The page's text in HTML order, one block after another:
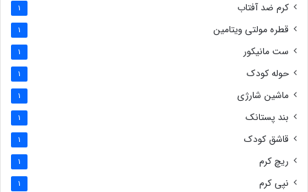
کرم ضد آفتاب 1
قطره مولتی ویتامین 1
ست مانیکور 1
حوله کودک 1
ماشین شارژی 1
بند پستانک 1
قاشق کودک 1
ریچ کرم 1
نپی کرم 1